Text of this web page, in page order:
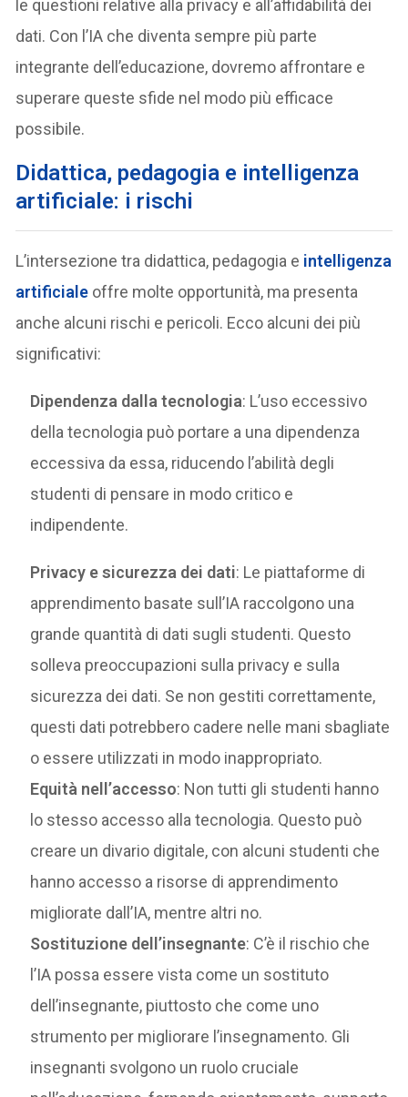
le questioni relative alla privacy e all’affidabilità dei
dati. Con l’IA che diventa sempre più parte
integrante dell’educazione, dovremo affrontare e
superare queste sfide nel modo più efficace
possibile.
Didattica, pedagogia e intelligenza
artificiale: i rischi
L’intersezione tra didattica, pedagogia e intelligenza
artificiale offre molte opportunità, ma presenta
anche alcuni rischi e pericoli. Ecco alcuni dei più
significativi:
Dipendenza dalla tecnologia: L’uso eccessivo
della tecnologia può portare a una dipendenza
eccessiva da essa, riducendo l’abilità degli
studenti di pensare in modo critico e
indipendente.
Privacy e sicurezza dei dati: Le piattaforme di
apprendimento basate sull’IA raccolgono una
grande quantità di dati sugli studenti. Questo
solleva preoccupazioni sulla privacy e sulla
sicurezza dei dati. Se non gestiti correttamente,
questi dati potrebbero cadere nelle mani sbagliate
o essere utilizzati in modo inappropriato.
Equità nell’accesso: Non tutti gli studenti hanno
lo stesso accesso alla tecnologia. Questo può
creare un divario digitale, con alcuni studenti che
hanno accesso a risorse di apprendimento
migliorate dall’IA, mentre altri no.
Sostituzione dell’insegnante: C’è il rischio che
l’IA possa essere vista come un sostituto
dell’insegnante, piuttosto che come uno
strumento per migliorare l’insegnamento. Gli
insegnanti svolgono un ruolo cruciale